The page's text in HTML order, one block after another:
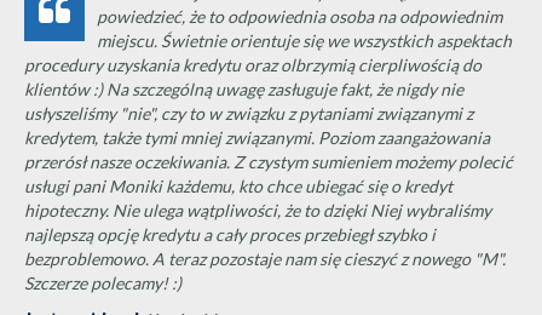
powiedzieć, że to odpowiednia osoba na odpowiednim
miejscu. Świetnie orientuje się we wszystkich aspektach
procedury uzyskania kredytu oraz olbrzymią cierpliwością do
klientów :) Na szczególną uwagę zasługuje fakt, że nigdy nie
usłyszeliśmy "nie", czy to w związku z pytaniami związanymi z
kredytem, także tymi mniej związanymi. Poziom zaangażowania
przerósł nasze oczekiwania. Z czystym sumieniem możemy polecić
usługi pani Moniki każdemu, kto chce ubiegać się o kredyt
hipoteczny. Nie ulega wątpliwości, że to dzięki Niej wybraliśmy
najlepszą opcję kredytu a cały proces przebiegł szybko i
bezproblemowo. A teraz pozostaje nam się cieszyć z nowego "M".
Szczerze polecamy! :)